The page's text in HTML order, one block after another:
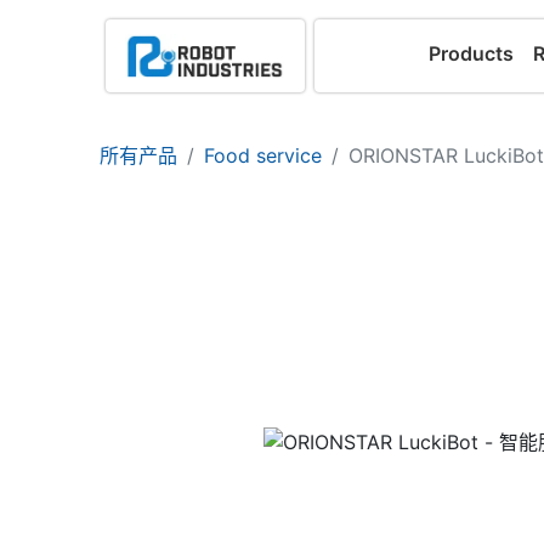
Products
所有产品 Food service ORIONSTAR